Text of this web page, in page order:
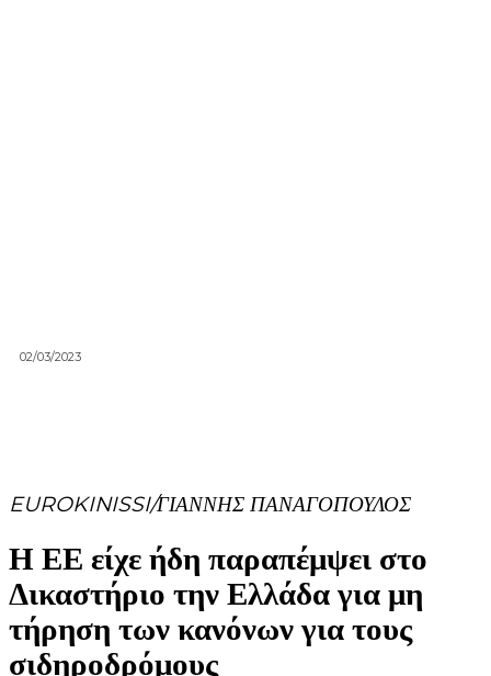
02/03/2023
EUROKINISSI/ΓΙΑΝΝΗΣ ΠΑΝΑΓΟΠΟΥΛΟΣ
Η ΕΕ είχε ήδη παραπέμψει στο
Δικαστήριο την Ελλάδα για μη
τήρηση των κανόνων για τους
σιδηροδρόμους